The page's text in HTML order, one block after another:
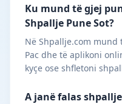
Ku mund të gjej
Shpallje Pune Sot?
Në Shpallje.com
Pac dhe të aplikoni
kyçe ose shfletoni
A janë falas